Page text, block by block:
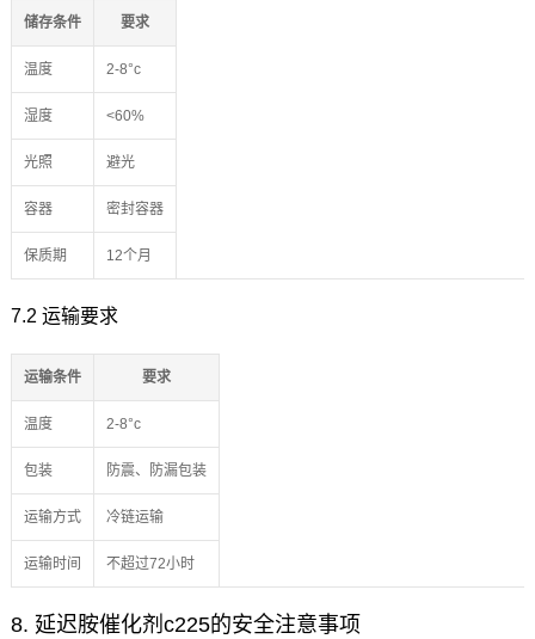
储存条件 要求
温度 2-8°c
湿度 <60%
光照 避光
容器 密封容器
保质期 12个月
7.2 运输要求
运输条件 要求
温度 2-8°c
包装 防震、防漏包装
运输方式 冷链运输
运输时间 不超过72小时
8. 延迟胺催化剂c225的安全注意事项